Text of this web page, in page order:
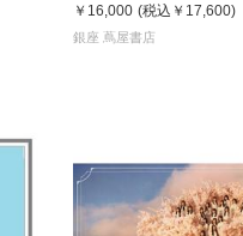
Lam
￥16,000 (税込 ￥17,600)
銀座 蔦屋書店